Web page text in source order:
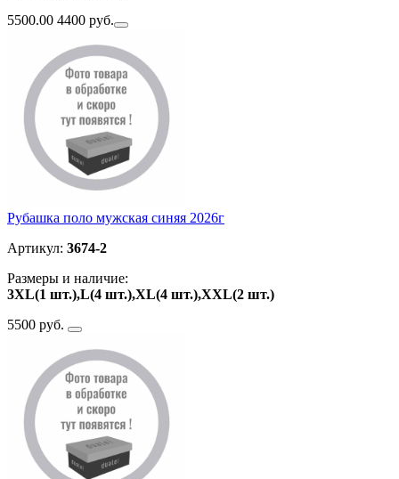
5500.00 4400 руб.
Рубашка поло мужская синяя 2026г
Артикул: 3674-2
Размеры и наличие:
3XL(1 шт.),L(4 шт.),XL(4 шт.),ХXL(2 шт.)
5500 руб.